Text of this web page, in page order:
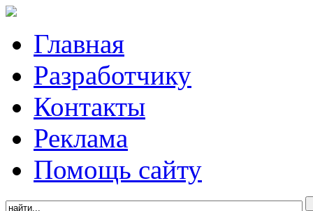
Главная
Разработчику
Контакты
Реклама
Помощь сайту